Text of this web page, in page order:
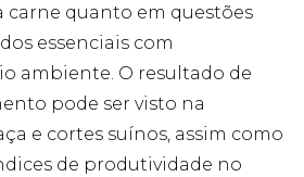
carne quanto em questões
essenciais com
ambiente. O resultado de
pode ser visto na
e cortes suínos, assim como
de produtividade no
durante a sua
recusar estes
cookies,
funcionalidades
desaparecerão
do website.